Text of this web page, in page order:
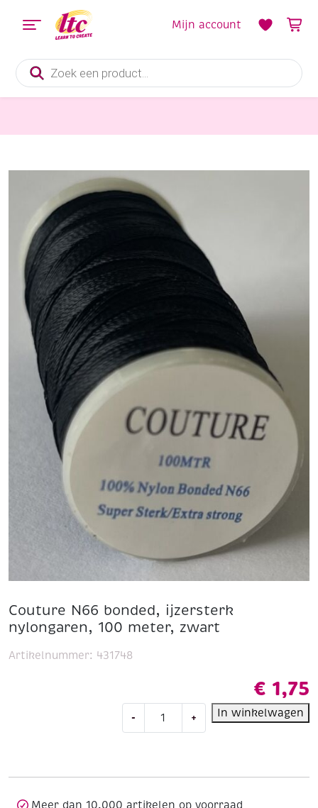
Producten
zoeken
Mijn account
Couture N66 bonded, ijzersterk
nylongaren, 100 meter, zwart
€ 1,75
-
meter,
+ In winkelwagen
Artikelnummer: 431748
Meer dan 10.000 artikelen op voorraad